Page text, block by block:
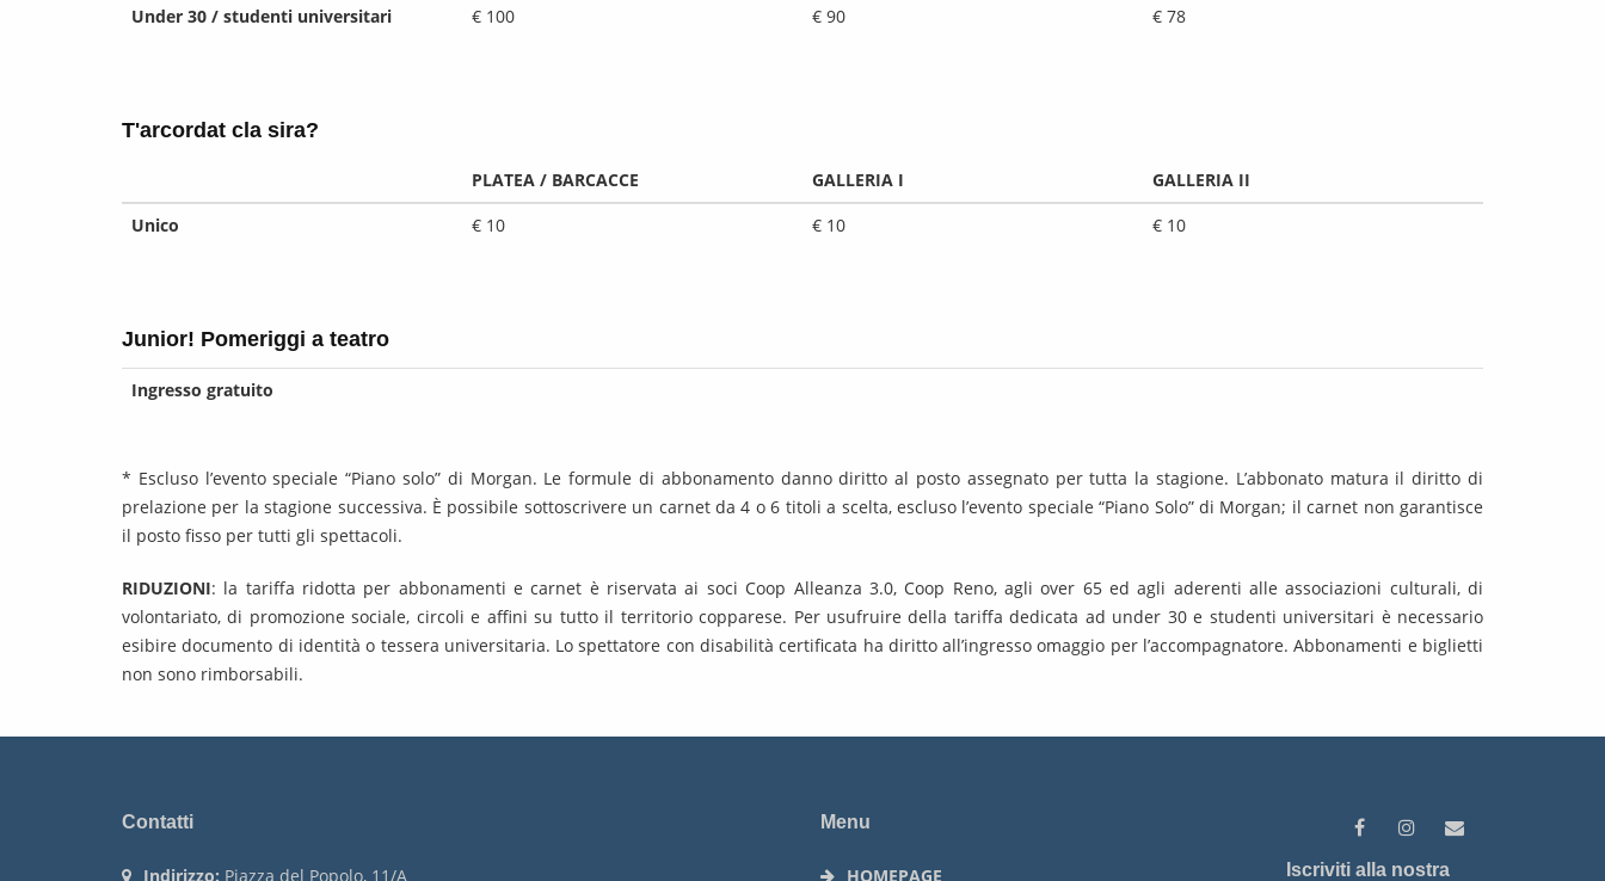
Under 30 / studenti universitari
€ 100 € 90 € 78
T'arcordat cla sira?
PLATEA / BARCACCE GALLERIA I
GALLERIA II
Unico
€ 10 € 10 € 10
Junior! Pomeriggi a teatro
Ingresso gratuito
* Escluso l’evento speciale “Piano solo” di Morgan. Le formule di abbonamento danno diritto al posto assegnato per tutta la stagione. L’abbonato matura il diritto di
prelazione per la stagione successiva. È possibile sottoscrivere un carnet da 4 o 6 titoli a scelta, escluso l’evento speciale “Piano Solo” di Morgan; il carnet non garantisce
il posto fisso per tutti gli spettacoli.
RIDUZIONI: la tariffa ridotta per abbonamenti e carnet è riservata ai soci Coop Alleanza 3.0, Coop Reno, agli over 65 ed agli aderenti alle associazioni culturali, di
volontariato, di promozione sociale, circoli e affini su tutto il territorio copparese. Per usufruire della tariffa dedicata ad under 30 e studenti universitari è necessario
esibire documento di identità o tessera universitaria. Lo spettatore con disabilità certificata ha diritto all’ingresso omaggio per l’accompagnatore. Abbonamenti e biglietti
non sono rimborsabili.
Contatti
Indirizzo: Piazza del Popolo, 11/A
Menu
HOMEPAGE Iscriviti alla nostra